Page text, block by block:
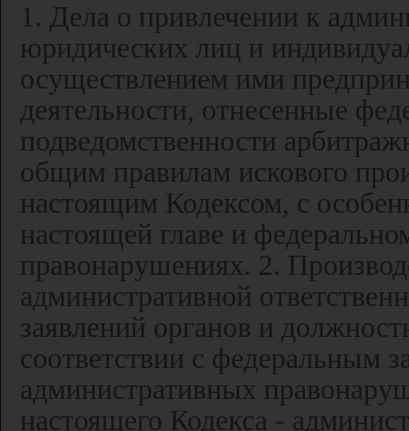
1. Дела о привлечении к
юридических лиц и
осуществлением ими
деятельности, отнесенные
подведомственности
общим правилам искового
настоящим Кодексом, с
настоящей главе и
правонарушениях. 2.
административной
заявлений органов и
соответствии с федеральным
административных
настоящего Кодекса -